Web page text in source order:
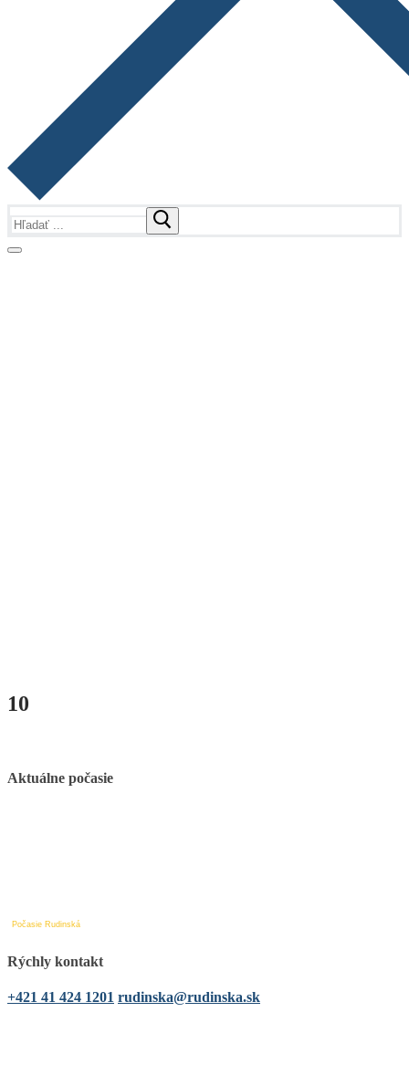
10
Aktuálne počasie
Počasie Rudinská
Rýchly kontakt
+421 41 424 1201 rudinska@rudinska.sk